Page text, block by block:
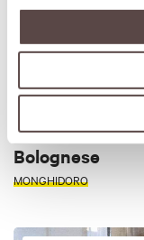
Museo della
Bolognese
MONGHIDORO